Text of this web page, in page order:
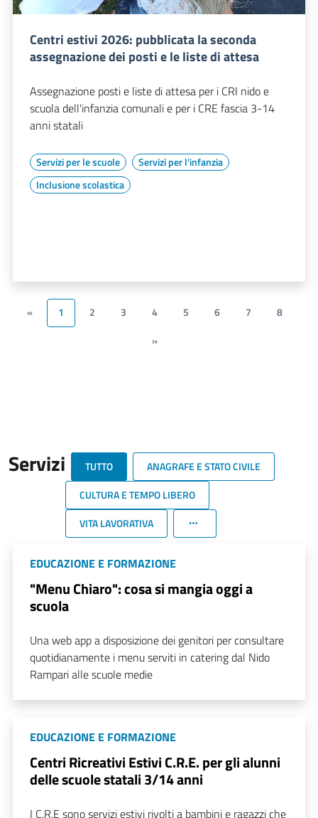
Centri estivi 2026: pubblicata la seconda
assegnazione dei posti e le liste di attesa
Assegnazione posti e liste di attesa per i CRI nido e
scuola dell'infanzia comunali e per i CRE fascia 3-14
anni statali
Servizi per le scuole
Servizi per l'infanzia
Inclusione scolastica
« 1 2 3 4 5 6 7
8
»
Servizi TUTTO
ANAGRAFE E STATO CIVILE
CULTURA E TEMPO LIBERO
VITA LAVORATIVA
EDUCAZIONE E FORMAZIONE
"Menu Chiaro": cosa si mangia oggi a
scuola
Una web app a disposizione dei genitori per consultare
quotidianamente i menu serviti in catering dal Nido
Rampari alle scuole medie
EDUCAZIONE E FORMAZIONE
Centri Ricreativi Estivi C.R.E. per gli alunni
delle scuole statali 3/14 anni
I C.R.E sono servizi estivi rivolti a bambini e ragazzi che